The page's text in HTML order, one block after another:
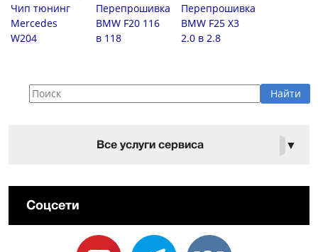
Чип тюнинг
Mercedes
W204
Перепрошивка
BMW F20 116
в 118
Перепрошивка
BMW F25 X3
2.0 в 2.8
Все услуги сервиса ▼
Соцсети